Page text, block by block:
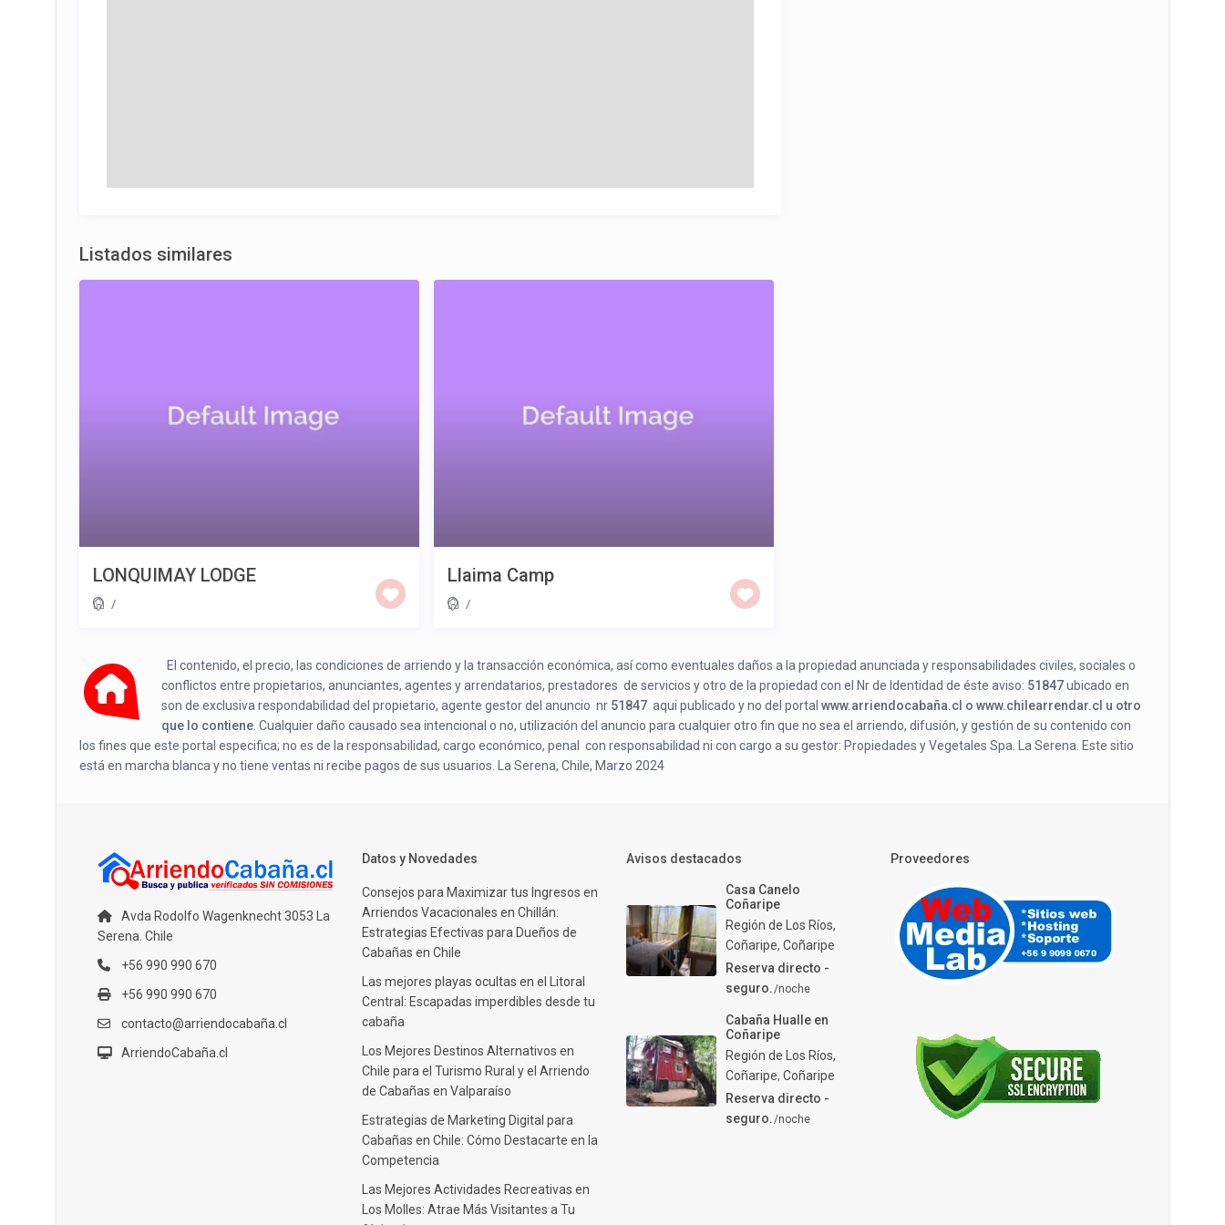
Listados similares
LONQUIMAY LODGE
/
Llaima Camp
/
El contenido, el precio, las condiciones de arriendo y la transacción económica, así como eventuales daños a la propiedad anunciada y responsabilidades civiles, sociales o
conflictos entre propietarios, anunciantes, agentes y arrendatarios, prestadores de servicios y otro de la propiedad con el Nr de Identidad de éste aviso: 51847ubicado en
son de exclusiva respondabilidad del propietario, agente gestor del anuncio nr 51847 aqui publicado y no del portal www.arriendocabaña.cl o www.chilearrendar.cl u otro
que lo contiene . Cualquier daño causado sea intencional o no, utilización del anuncio para cualquier otro fin que no sea el arriendo, difusión, y gestión de su contenido con
los fines que este portal especifica; no es de la responsabilidad, cargo económico, penal con responsabilidad ni con cargo a su gestor: Propiedades y Vegetales Spa. La Serena. Este sitio
está en marcha blanca y no tiene ventas ni recibe pagos de sus usuarios. La Serena, Chile, Marzo 2024
Avda Rodolfo Wagenknecht 3053 La
Serena. Chile
+56 990 990 670
+56 990 990 670
contacto@arriendocabaña.cl
ArriendoCabaña.cl
Datos y Novedades
Consejos para Maximizar tus Ingresos en
Arriendos Vacacionales en Chillán:
Estrategias Efectivas para Dueños de
Cabañas en Chile
Las mejores playas ocultas en el Litoral
Central: Escapadas imperdibles desde tu
cabaña
Los Mejores Destinos Alternativos en
Chile para el Turismo Rural y el Arriendo
de Cabañas en Valparaíso
Estrategias de Marketing Digital para
Cabañas en Chile: Cómo Destacarte en la
Competencia
Las Mejores Actividades Recreativas en
Los Molles: Atrae Más Visitantes a Tu
Avisos destacados
Casa Canelo
Coñaripe
Región de Los Ríos,
Coñaripe,Coñaripe
Reserva directo -
seguro./noche
Cabaña Hualle en
Coñaripe
Región de Los Ríos,
Coñaripe,Coñaripe
Reserva directo -
seguro./noche
Proveedores